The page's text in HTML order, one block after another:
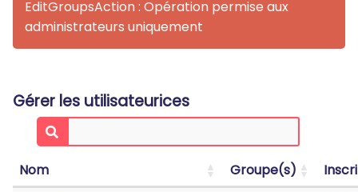
EditGroupsAction : Opération permise aux
administrateurs uniquement
Gérer les utilisateurices
Nom Groupe(s)